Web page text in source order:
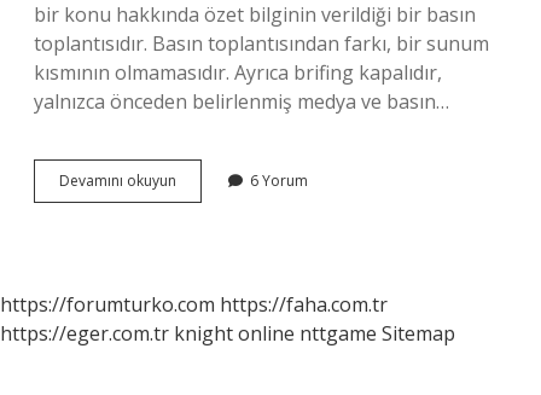
bir konu hakkında özet bilginin verildiği bir basın
toplantısıdır. Basın toplantısından farkı, bir sunum
kısmının olmamasıdır. Ayrıca brifing kapalıdır,
yalnızca önceden belirlenmiş medya ve basın…
Devamını okuyun
Brifing
6 Yorum
https://forumturko.com https://faha.com.tr
https://eger.com.tr knight online nttgame Sitemap